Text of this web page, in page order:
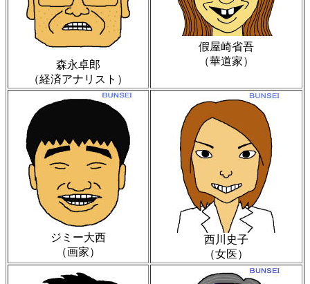
森永卓郎
（経済アナリスト）
假屋崎省吾
（華道家）
ジミー大西
（画家）
西川史子
（女医）